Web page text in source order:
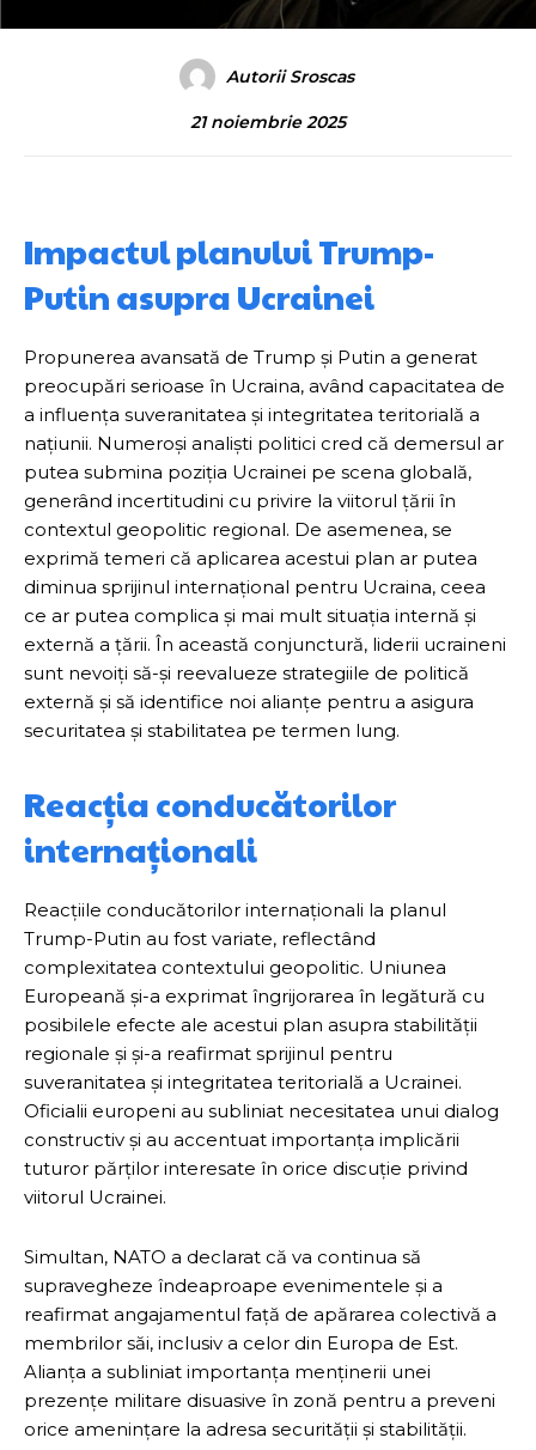
Autorii Sroscas
21 noiembrie 2025
Impactul planului Trump-
Putin asupra Ucrainei
Propunerea avansată de Trump și Putin a generat
preocupări serioase în Ucraina, având capacitatea de
a influența suveranitatea și integritatea teritorială a
națiunii. Numeroși analiști politici cred că demersul ar
putea submina poziția Ucrainei pe scena globală,
generând incertitudini cu privire la viitorul țării în
contextul geopolitic regional. De asemenea, se
exprimă temeri că aplicarea acestui plan ar putea
diminua sprijinul internațional pentru Ucraina, ceea
ce ar putea complica și mai mult situația internă și
externă a țării. În această conjunctură, liderii ucraineni
sunt nevoiți să-și reevalueze strategiile de politică
externă și să identifice noi alianțe pentru a asigura
securitatea și stabilitatea pe termen lung.
Reacția conducătorilor
internaționali
Reacțiile conducătorilor internaționali la planul
Trump-Putin au fost variate, reflectând
complexitatea contextului geopolitic. Uniunea
Europeană și-a exprimat îngrijorarea în legătură cu
posibilele efecte ale acestui plan asupra stabilității
regionale și și-a reafirmat sprijinul pentru
suveranitatea și integritatea teritorială a Ucrainei.
Oficialii europeni au subliniat necesitatea unui dialog
constructiv și au accentuat importanța implicării
tuturor părților interesate în orice discuție privind
viitorul Ucrainei.
Simultan, NATO a declarat că va continua să
supravegheze îndeaproape evenimentele și a
reafirmat angajamentul față de apărarea colectivă a
membrilor săi, inclusiv a celor din Europa de Est.
Alianța a subliniat importanța menținerii unei
prezențe militare disuasive în zonă pentru a preveni
orice amenințare la adresa securității și stabilității.